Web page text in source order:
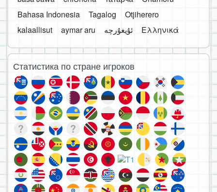
Bahasa Indonesia
Tagalog
Otjiherero
kalaallisut
aymar aru Ελληνικά
Статистика по стране игроков